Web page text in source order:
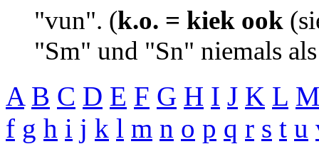
"vun". (k.o. = kiek ook
"Sm" und "Sn" niemals
A B C D E F G H I J K L
f g h i j k l m n o p q r s t u